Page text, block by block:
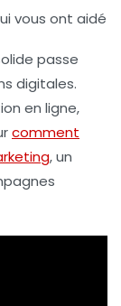
vous ont aidé
passe
digitales.
en ligne,
comment
, un